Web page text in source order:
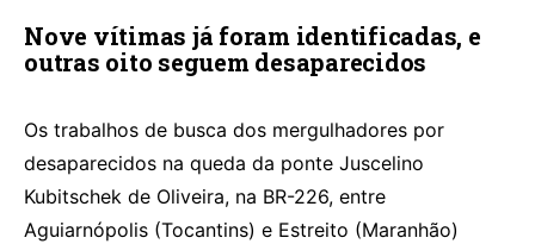
Nove vítimas já foram identificadas, e
outras oito seguem desaparecidos
Os trabalhos de busca dos mergulhadores por
desaparecidos na queda da ponte Juscelino
Kubitschek de Oliveira, na BR-226, entre
Aguiarnópolis (Tocantins) e Estreito (Maranhão)